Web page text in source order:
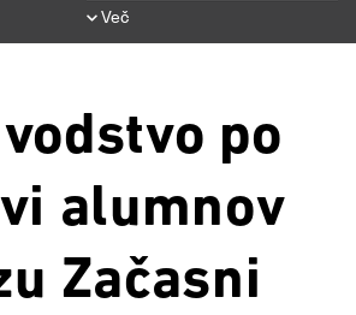
Več
po
alumnov
Začasni